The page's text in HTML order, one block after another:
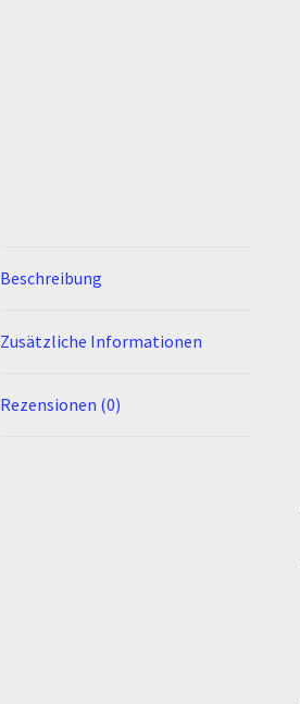
Beschreibung
Zusätzliche Informationen
Rezensionen (0)